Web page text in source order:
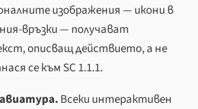
изображения — икони в
връзки — получават
описващ действието, а не
се към SC 1.1.1.
Всеки интерактивен